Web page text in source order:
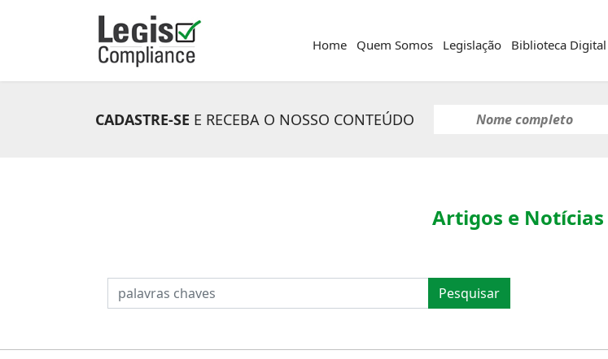
Home Quem Somos Legislação Biblioteca Digital
CADASTRE-SE E RECEBA O NOSSO CONTEÚDO
PESQUISAR Pesquisar
Artigos e Notícias